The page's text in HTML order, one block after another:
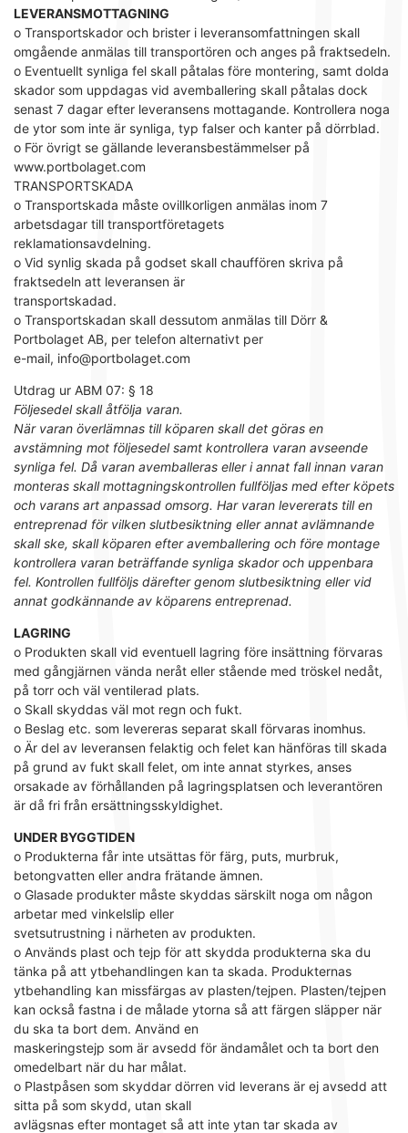
LEVERANSMOTTAGNING
o Transportskador och brister i leveransomfattningen skall
omgående anmälas till transportören och anges på fraktsedeln.
o Eventuellt synliga fel skall påtalas före montering, samt dolda
skador som uppdagas vid avemballering skall påtalas dock
senast 7 dagar efter leveransens mottagande. Kontrollera noga
de ytor som inte är synliga, typ falser och kanter på dörrblad.
o För övrigt se gällande leveransbestämmelser på
www.portbolaget.com
TRANSPORTSKADA
o Transportskada måste ovillkorligen anmälas inom 7
arbetsdagar till transportföretagets
reklamationsavdelning.
o Vid synlig skada på godset skall chauffören skriva på
fraktsedeln att leveransen är
transportskadad.
o Transportskadan skall dessutom anmälas till Dörr &
Portbolaget AB, per telefon alternativt per
e-mail, info@portbolaget.com
Utdrag ur ABM 07: § 18
Följesedel skall åtfölja varan.
När varan överlämnas till köparen skall det göras en
avstämning mot följesedel samt kontrollera varan avseende
synliga fel. Då varan avemballeras eller i annat fall innan varan
monteras skall mottagningskontrollen fullföljas med efter köpets
och varans art anpassad omsorg. Har varan levererats till en
entreprenad för vilken slutbesiktning eller annat avlämnande
skall ske, skall köparen efter avemballering och före montage
kontrollera varan beträffande synliga skador och uppenbara
fel. Kontrollen fullföljs därefter genom slutbesiktning eller vid
annat godkännande av köparens entreprenad.
LAGRING
o Produkten skall vid eventuell lagring före insättning förvaras
med gångjärnen vända neråt eller stående med tröskel nedåt,
på torr och väl ventilerad plats.
o Skall skyddas väl mot regn och fukt.
o Beslag etc. som levereras separat skall förvaras inomhus.
o Är del av leveransen felaktig och felet kan hänföras till skada
på grund av fukt skall felet, om inte annat styrkes, anses
orsakade av förhållanden på lagringsplatsen och leverantören
är då fri från ersättningsskyldighet.
UNDER BYGGTIDEN
o Produkterna får inte utsättas för färg, puts, murbruk,
betongvatten eller andra frätande ämnen.
o Glasade produkter måste skyddas särskilt noga om någon
arbetar med vinkelslip eller
svetsutrustning i närheten av produkten.
o Används plast och tejp för att skydda produkterna ska du
tänka på att ytbehandlingen kan ta skada. Produkternas
ytbehandling kan missfärgas av plasten/tejpen. Plasten/tejpen
kan också fastna i de målade ytorna så att färgen släpper när
du ska ta bort dem. Använd en
maskeringstejp som är avsedd för ändamålet och ta bort den
omedelbart när du har målat.
o Plastpåsen som skyddar dörren vid leverans är ej avsedd att
sitta på som skydd, utan skall
avlägsnas efter montaget så att inte ytan tar skada av